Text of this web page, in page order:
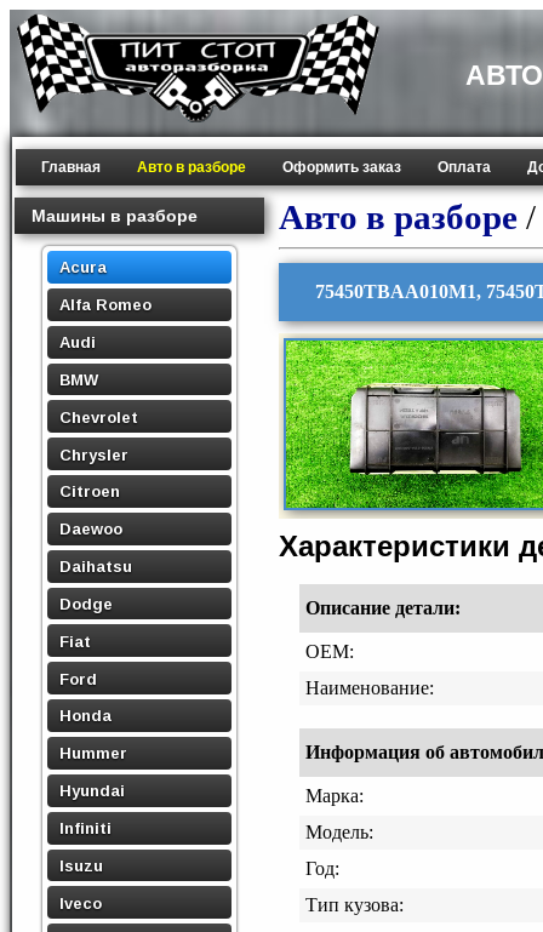
Главная Авто в разборе Оформить заказ Оплата
Машины в разборе
Acura
Alfa Romeo
Audi
BMW
Chevrolet
Chrysler
Citroen
Daewoo
Daihatsu
Dodge
Fiat
Ford
Honda
Hummer
Hyundai
Infiniti
Isuzu
Iveco
Авто в разборе /
75450TBAA010M1,
Характеристики
Описание детали:
OEM:
Наименование:
Информация об
Марка:
Модель:
Год:
Тип кузова: